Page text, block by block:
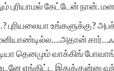
புரியாமல் கேட்டேன் நான்.
புரியலையா உங்களுக்கு?
தெனமும் வாக்கிங்
எங்கிட்ட இதுக்குன்னு